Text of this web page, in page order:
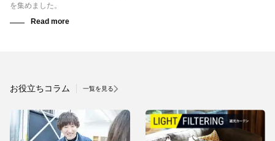
を集めました。
お役立ちコラム 一覧を見る